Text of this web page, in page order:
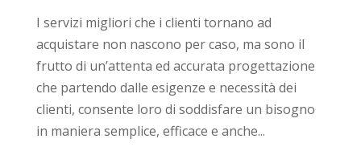
I servizi migliori che i clienti tornano ad
acquistare non nascono per caso, ma sono il
frutto di un’attenta ed accurata progettazione
che partendo dalle esigenze e necessità dei
clienti, consente loro di soddisfare un bisogno
in maniera semplice, efficace e anche...